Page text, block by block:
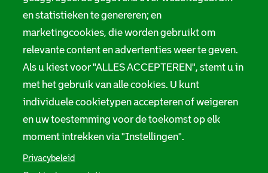
en statistieken te genereren; en
marketingcookies, die worden gebruikt om
relevante content en advertenties weer te geven.
Als u kiest voor "ALLES ACCEPTEREN", stemt u in
met het gebruik van alle cookies. U kunt
individuele cookietypen accepteren of weigeren
en uw toestemming voor de toekomst op elk
moment intrekken via "Instellingen".
Privacybeleid
Melding taalgebruik
Suggesties en opmerkingen
Hofdijk 651, 3032 CG Rotterdam
Postbus 71, 3000 AB Rotterdam
TEL: 010 267 55 55